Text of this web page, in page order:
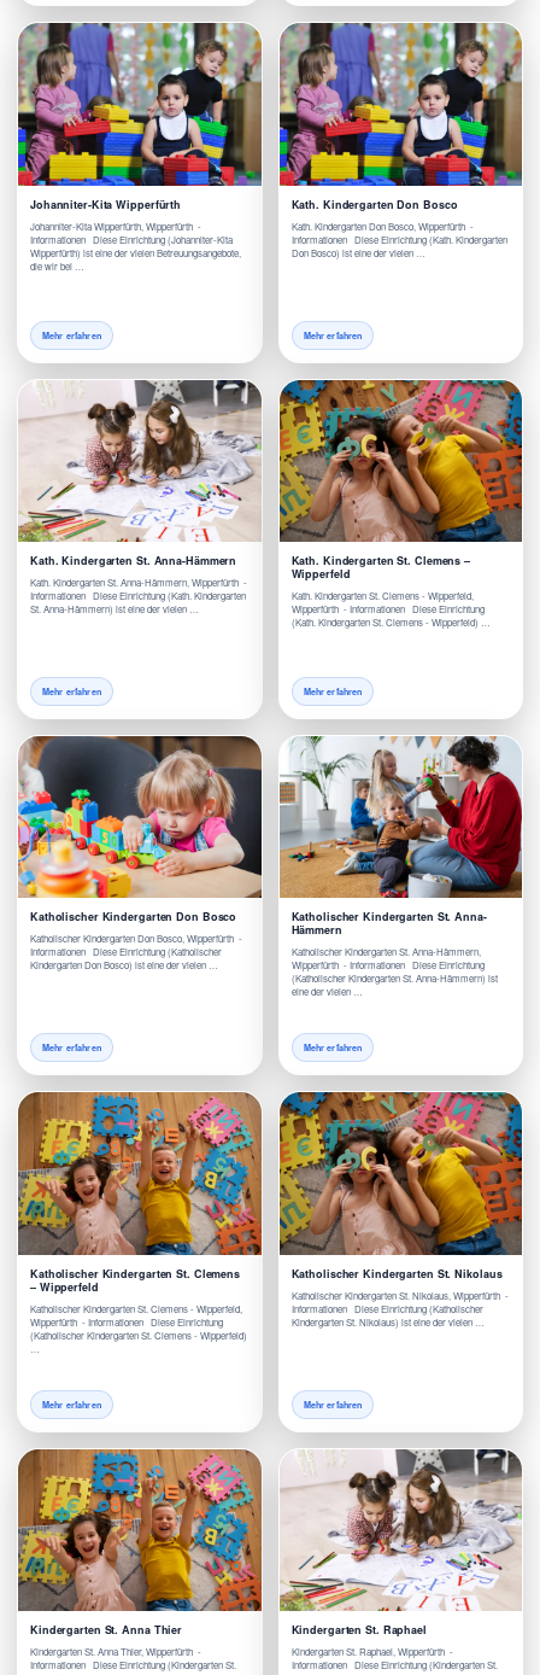
Johanniter-Kita Wipperfürth
Johanniter-Kita Wipperfürth, Wipperfürth -
Informationen Diese Einrichtung (Johanniter-Kita
Wipperfürth) ist eine der vielen Betreuungsangebote,
die wir bei …
Mehr erfahren
Kath. Kindergarten Don Bosco
Kath. Kindergarten Don Bosco, Wipperfürth -
Informationen Diese Einrichtung (Kath. Kindergarten
Don Bosco) ist eine der vielen …
Mehr erfahren
Kath. Kindergarten St. Anna-Hämmern
Kath. Kindergarten St. Anna-Hämmern, Wipperfürth -
Informationen Diese Einrichtung (Kath. Kindergarten
St. Anna-Hämmern) ist eine der vielen …
Mehr erfahren
Kath. Kindergarten St. Clemens –
Wipperfeld
Kath. Kindergarten St. Clemens - Wipperfeld,
Wipperfürth - Informationen Diese Einrichtung
(Kath. Kindergarten St. Clemens - Wipperfeld) …
Mehr erfahren
Katholischer Kindergarten Don Bosco
Katholischer Kindergarten Don Bosco, Wipperfürth -
Informationen Diese Einrichtung (Katholischer
Kindergarten Don Bosco) ist eine der vielen …
Mehr erfahren
Katholischer Kindergarten St. Anna-
Hämmern
Katholischer Kindergarten St. Anna-Hämmern,
Wipperfürth - Informationen Diese Einrichtung
(Katholischer Kindergarten St. Anna-Hämmern) ist
eine der vielen …
Mehr erfahren
Katholischer Kindergarten St. Clemens
– Wipperfeld
Katholischer Kindergarten St. Clemens - Wipperfeld,
Wipperfürth - Informationen Diese Einrichtung
(Katholischer Kindergarten St. Clemens - Wipperfeld)
Mehr erfahren
Katholischer Kindergarten St. Nikolaus
Katholischer Kindergarten St. Nikolaus, Wipperfürth -
Informationen Diese Einrichtung (Katholischer
Kindergarten St. Nikolaus) ist eine der vielen …
Mehr erfahren
Kindergarten St. Anna Thier
Kindergarten St. Anna Thier, Wipperfürth -
Informationen Diese Einrichtung (Kindergarten St.
Kindergarten St. Raphael
Kindergarten St. Raphael, Wipperfürth -
Informationen Diese Einrichtung (Kindergarten St.